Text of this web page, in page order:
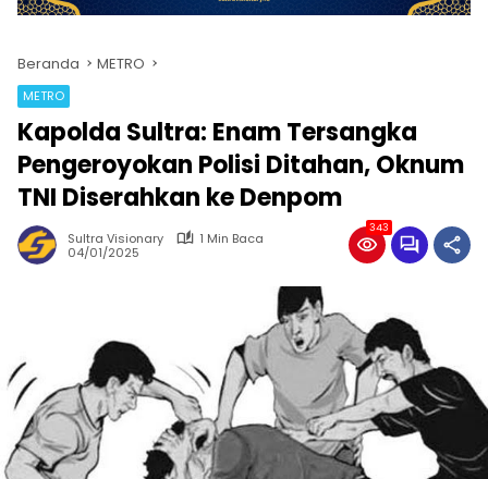
Beranda METRO
METRO
Kapolda Sultra: Enam Tersangka
Pengeroyokan Polisi Ditahan, Oknum
TNI Diserahkan ke Denpom
Sultra Visionary
1 Min Baca
04/01/2025
343